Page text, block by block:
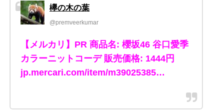
欅の木の葉
@premveerkumar
【メルカリ】PR 商品名: 櫻坂46 谷口愛季
カラーニットコーデ 販売価格: 1444円
jp.mercari.com/item/m39025385…